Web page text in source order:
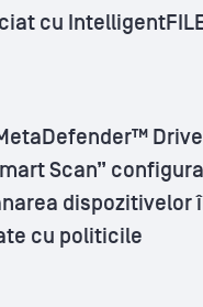
cu
Scan”
dispozitivelor
cu politicile